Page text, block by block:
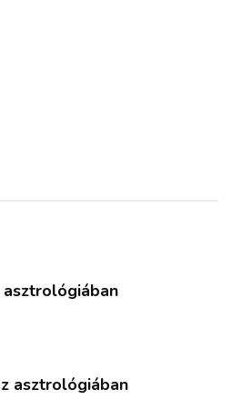
asztrológiában
asztrológiában